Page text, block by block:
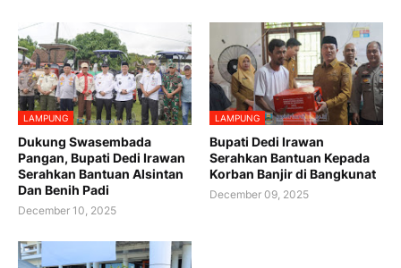
LAMPUNG
Dukung Swasembada
Pangan, Bupati Dedi Irawan
Serahkan Bantuan Alsintan
Dan Benih Padi
December 10, 2025
LAMPUNG
Bupati Dedi Irawan
Serahkan Bantuan Kepada
Korban Banjir di Bangkunat
December 09, 2025